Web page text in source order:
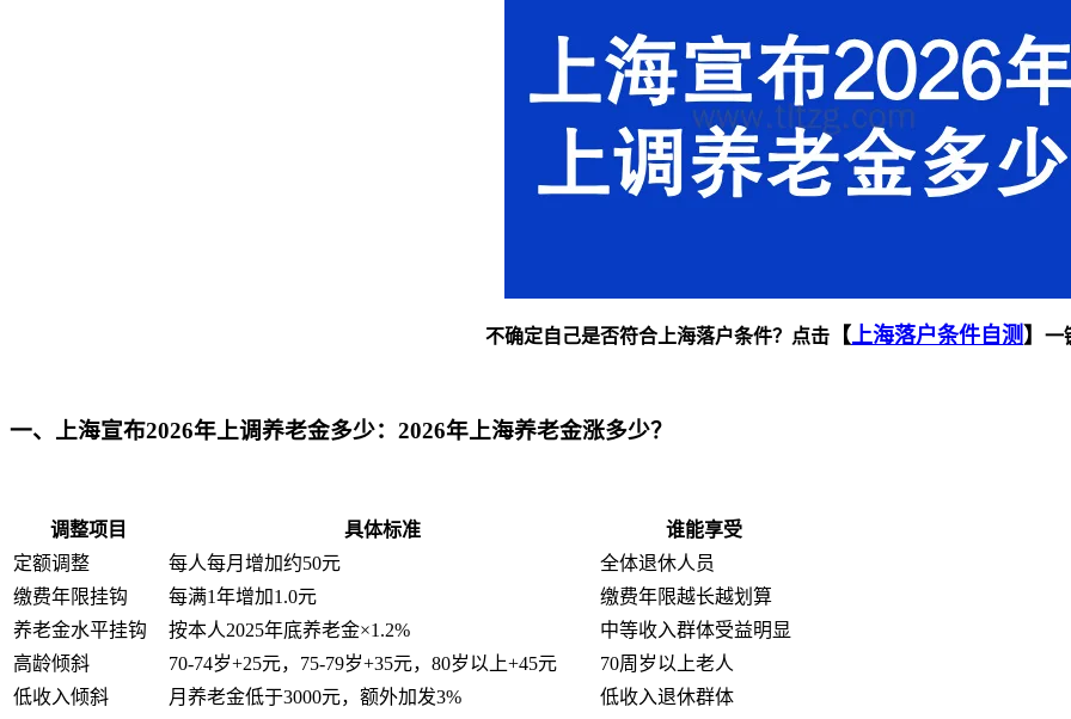
不确定自己是否符合上海落户条件？点击 【上海落户条件自测 】 一
一、上海宣布2026年上调养老金多少：2026年上海养老金涨多少？
调整项目 具体标准
谁能享受
定额调整
每人每月增加约50元
全体退休人员
缴费年限挂钩
每满1年增加1.0元
缴费年限越长越划算
养老金水平挂钩
按本人2025年底养老金×1.2%
中等收入群体受益明显
高龄倾斜
70-74岁+25元，75-79岁+35元，80岁以上+45元
70周岁以上老人
低收入倾斜
月养老金低于3000元，额外加发3% 低收入退休群体